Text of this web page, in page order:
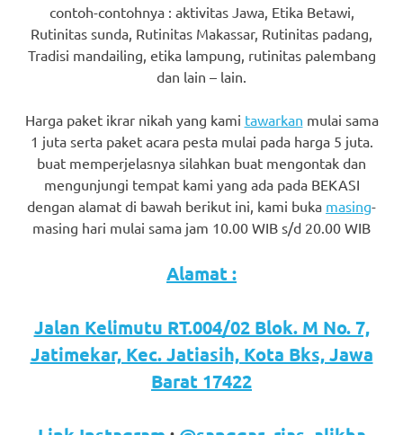
watches.
favorite
watches.
Hours
Online
Discover
More
contoh-contohnya : aktivitas Jawa, Etika Betawi,
Rutinitas sunda, Rutinitas Makassar, Rutinitas padang,
Tradisi mandailing, etika lampung, rutinitas palembang
dan lain – lain.
Harga paket ikrar nikah yang kami tawarkan mulai sama
1 juta serta paket acara pesta mulai pada harga 5 juta.
buat memperjelasnya silahkan buat mengontak dan
mengunjungi tempat kami yang ada pada BEKASI
dengan alamat di bawah berikut ini, kami buka masing-
masing hari mulai sama jam 10.00 WIB s/d 20.00 WIB
Alamat :
Jalan Kelimutu RT.004/02 Blok. M No. 7,
Jatimekar, Kec. Jatiasih, Kota Bks, Jawa
Barat 17422